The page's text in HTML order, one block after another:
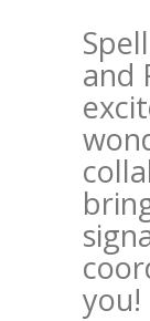
and
you!